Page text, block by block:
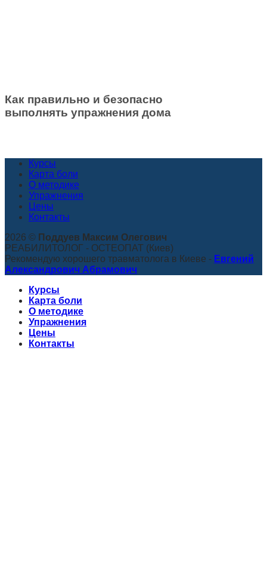
Как правильно и безопасно
выполнять упражнения дома
Курсы
Карта боли
О методике
Упражнения
Цены
Контакты
2026 © Поддуев Максим Олегович
РЕАБИЛИТОЛОГ - ОСТЕОПАТ (Киев)
Рекомендую хорошего травматолога в Киеве - Евгений
Александрович Абрамович
Курсы
Карта боли
О методике
Упражнения
Цены
Контакты